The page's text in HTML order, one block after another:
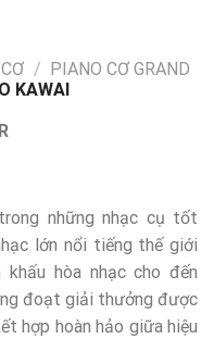
/
PIANO CƠ GRAND
KAWAI
những nhạc cụ tốt
lớn nổi tiếng thế giới
hòa nhạc cho đến
đoạt giải thưởng được
hợp hoàn hảo giữa hiệu